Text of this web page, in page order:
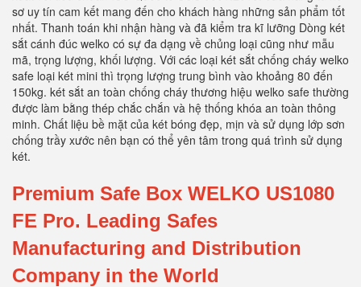
sơ uy tín cam kết mang đến cho khách hàng những sản phẩm tốt
nhất. Thanh toán khi nhận hàng và đã kiểm tra kĩ lưỡng Dòng két
sắt cánh đúc welko có sự đa dạng về chủng loại cũng như mẫu
mã, trọng lượng, khối lượng. Với các loại két sắt chống cháy welko
safe loại két mini thì trọng lượng trung bình vào khoảng 80 đến
150kg. két sắt an toàn chống cháy thương hiệu welko safe thường
được làm bằng thép chắc chắn và hệ thống khóa an toàn thông
minh. Chất liệu bề mặt của két bóng đẹp, mịn và sử dụng lớp sơn
chống trầy xước nên bạn có thể yên tâm trong quá trình sử dụng
két.
Premium Safe Box WELKO US1080
FE Pro. Leading Safes
Manufacturing and Distribution
Company in the World